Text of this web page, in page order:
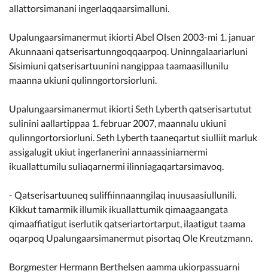
allattorsimanani ingerlaqqaarsimalluni.
Upalungaarsimanermut ikiorti Abel Olsen 2003-mi 1. januar
Akunnaani qatserisartunngoqqaarpoq. Uninngalaariarluni
Sisimiuni qatserisartuunini nangippaa taamaasillunilu
maanna ukiuni qulinngortorsiorluni.
Upalungaarsimanermut ikiorti Seth Lyberth qatserisartutut
sulinini aallartippaa 1. februar 2007, maannalu ukiuni
qulinngortorsiorluni. Seth Lyberth taaneqartut siulliit marluk
assigalugit ukiut ingerlanerini annaassiniarnermi
ikuallattumilu suliaqarnermi ilinniagaqartarsimavoq.
- Qatserisartuuneq suliffiinnaanngilaq inuusaasiullunili.
Kikkut tamarmik illumik ikuallattumik qimaagaangata
qimaaffiatigut iserlutik qatseriartortarput, ilaatigut taama
oqarpoq Upalungaarsimanermut pisortaq Ole Kreutzmann.
Borgmester Hermann Berthelsen aamma ukiorpassuarni